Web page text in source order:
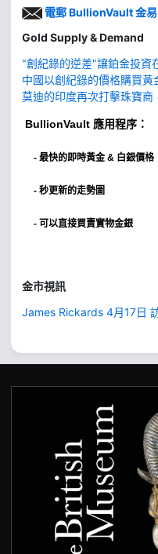
電郵 BullionVault 金
Gold Supply & Demand
"創紀錄的逆差"讓鉑金投資
中國以創紀錄的價格購買
莫迪的印度再次打擊珠寶商
BullionVault 應用程序：
- 最快的即時黃金 & 白銀價格
- 秒更新的走勢圖
- 可以直接買賣實物金銀
金市視訊
James Rickards 4月17日